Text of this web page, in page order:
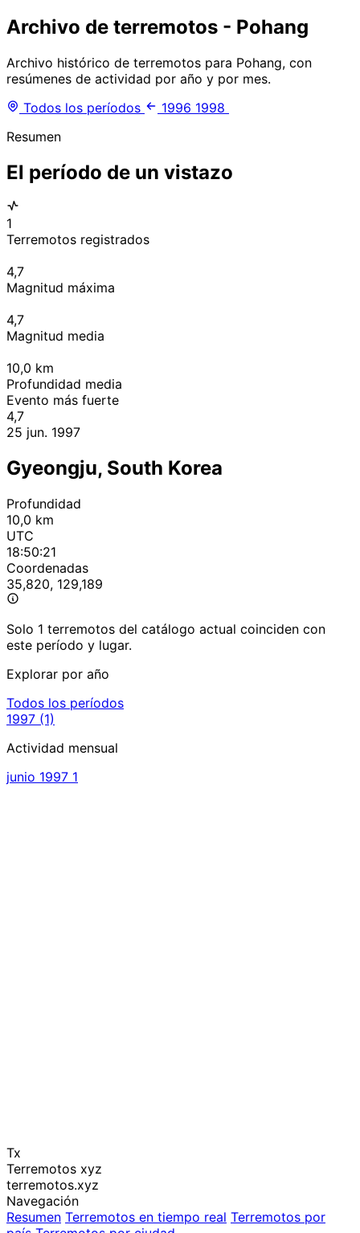
Archivo de terremotos - Pohang
Archivo histórico de terremotos para Pohang, con
resúmenes de actividad por año y por mes.
Todos los períodos
1996 1998
Resumen
El período de un vistazo
1
Terremotos registrados
4,7
Magnitud máxima
4,7
Magnitud media
10,0 km
Profundidad media
Evento más fuerte
4,7
25 jun. 1997
Gyeongju, South Korea
Profundidad
10,0 km
UTC
18:50:21
Coordenadas
35,820, 129,189
Solo 1 terremotos del catálogo actual coinciden con
este período y lugar.
Explorar por año
Todos los períodos
1997 (1)
Actividad mensual
junio 1997 1
Tx
Terremotos xyz
terremotos.xyz
Navegación
Resumen Terremotos en tiempo real Terremotos por